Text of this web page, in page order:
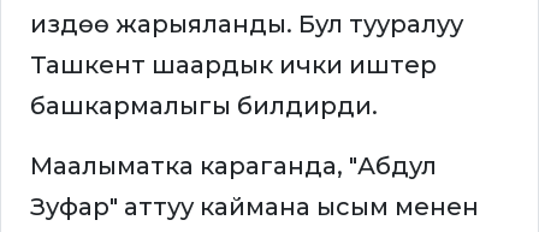
издөө жарыяланды. Бул тууралуу
Ташкент шаардык ички иштер
башкармалыгы билдирди.
Маалыматка караганда, "Абдул
Зуфар" аттуу каймана ысым менен